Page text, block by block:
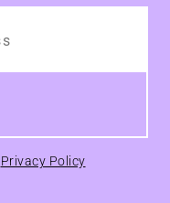
Privacy Policy